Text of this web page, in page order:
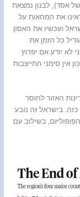
אסד), לבנון נמצאת
את המחאות על
ועכשיו את האסון
כל הזמן את
לא יודע אם יפרוץ
אין סימני התייצבות
האזור לחוסר
בישראל זה נובע
בשילוב עם